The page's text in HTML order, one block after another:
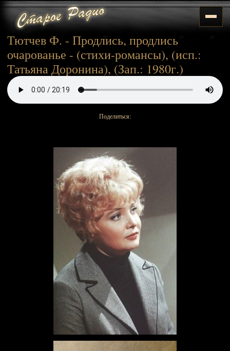
Тютчев Ф. - Продлись, продлись
очарованье - (стихи-романсы), (исп.:
Татьяна Доронина), (Зап.: 1980г.)
Поделиться: